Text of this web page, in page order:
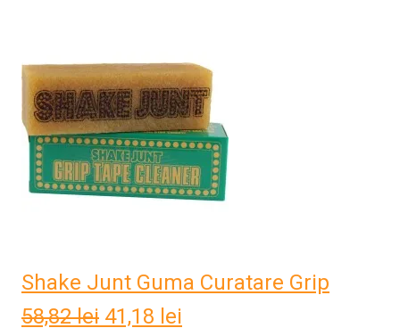
Shake Junt Guma Curatare Grip
58,82lei Prețul
41,18 lei